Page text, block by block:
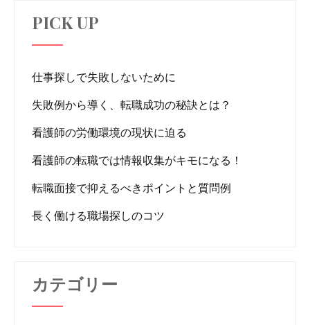
PICK UP
仕事探しで失敗しないために
失敗例から導く、転職成功の秘訣とは？
看護師の労働環境の現状に迫る
看護師の転職では情報収集がキモになる！
転職面接で抑えるべきポイントと質問例
長く働ける職場探しのコツ
カテゴリー